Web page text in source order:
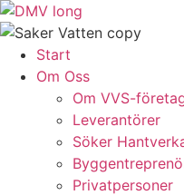
Skip
to
contentStart
Om Oss
Om VVS-
Leverantörer
Söker
Privatpersoner